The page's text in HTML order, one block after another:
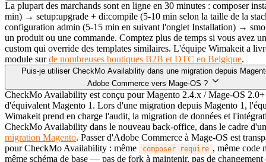
La plupart des marchands sont en ligne en 30 minutes : composer
min) → setup:upgrade + di:compile (5-10 min selon la taille de la
configuration admin (5-15 min en suivant l'onglet Installation) →
un produit ou une commande. Comptez plus de temps si vous avez
custom qui override des templates similaires. L'équipe Wimakeit a
module surde nombreuses boutiques B2B et DTC en Belgique.
Puis-je utiliser CheckMo Availability dans une migration depuis
Adobe Commerce vers Mage-OS ?
CheckMo Availability est conçu pour Magento 2.4.x / Mage-OS 2.0+
d'équivalent Magento 1. Lors d'une migration depuis Magento 1,
Wimakeit prend en charge l'audit, la migration de données et
CheckMo Availability dans le nouveau back-office, dans le cadre
migration Magento. Passer d'Adobe Commerce à Mage-OS est
pour CheckMo Availability : même
composer require , même code
même schéma de base — pas de fork à maintenir, pas de changement